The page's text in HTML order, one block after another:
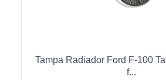
Tampa Radiador Ford F-100
f...